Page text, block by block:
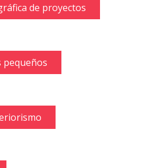
de proyectos
pequeños